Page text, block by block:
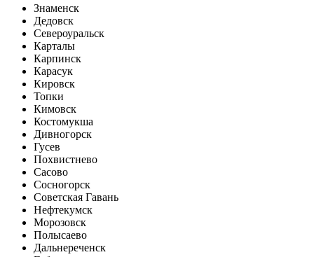
Знаменск
Дедовск
Североуральск
Карталы
Карпинск
Карасук
Кировск
Топки
Кимовск
Костомукша
Дивногорск
Гусев
Похвистнево
Сасово
Сосногорск
Советская Гавань
Нефтекумск
Морозовск
Полысаево
Дальнереченск